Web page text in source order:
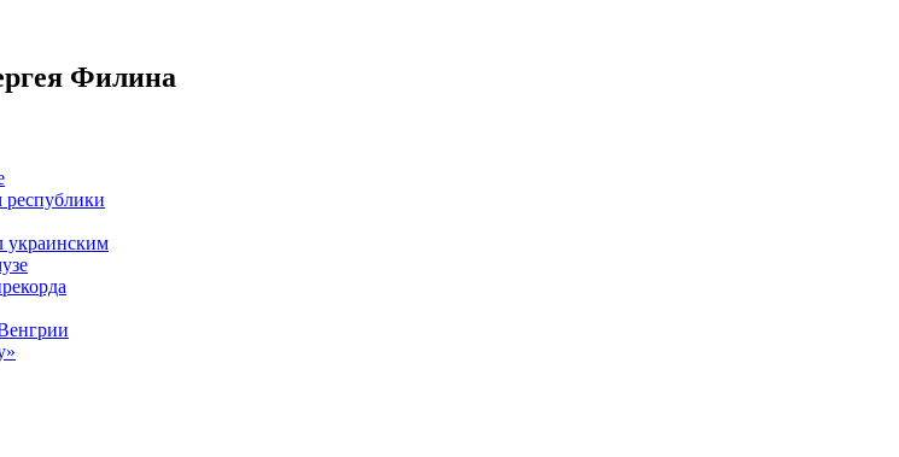
Филина
республики
украинским